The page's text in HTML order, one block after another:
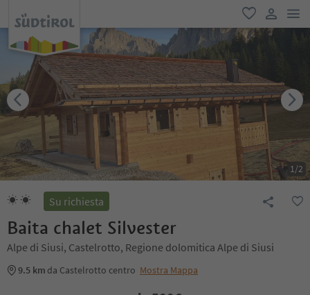
favoriti
user link
1/2
Su richiesta
Baita chalet Silvester
Alpe di Siusi, Castelrotto, Regione dolomitica Alpe di Siusi
9.5 km da Castelrotto centro Mostra Mappa